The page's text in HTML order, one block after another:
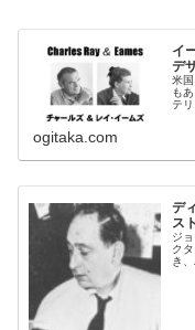
イ
デ
米
も
テ
ogitaka.com
デ
ス
ジ
ク
き